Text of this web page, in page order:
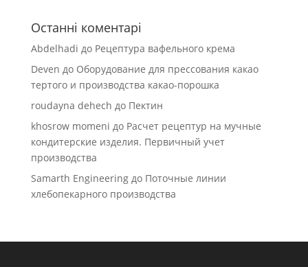
Останні коментарі
Abdelhadi до Рецептура вафельного крема
Deven до Оборудование для прессования какао
тертого и производства какао-порошка
roudayna dehech до Пектин
khosrow momeni до Расчет рецептур на мучные
кондитерские изделия. Первичный учет
производства
Samarth Engineeringдо Поточные линии
хлебопекарного производства